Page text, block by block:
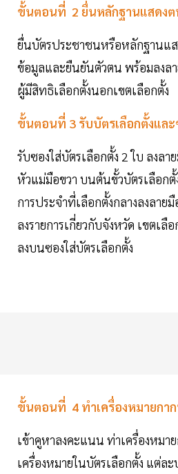
ขั้นตอนที่ 2 ยื่นหลักฐานแสดง
ยื่นบัตรประชาชนหรือหลักฐานแ
ข้อมูลและยืนยันตัวตน พร้อมลงล
ผู้มีสิทธิเลือกตั้งนอกเขตเลือกตั้ง
ขั้นตอนที่ 3 รับบัตรเลือกตั้งแล
รับซองใส่บัตรเลือกตั้ง 2 ใบ ลงล
หัวแม่มือขวา บนต้นขั้วบัตรเลือกตั้
การประจําที่เลือกตั้งกลางลงลา
ลงรายการเกี่ยวกับจังหวัด เขตเลื
ลงบนซองใส่บัตรเลือกตั้ง
ขั้นตอนที่ 4 ทําเครื่องหมายกา
เข้าคูหาลงคะแนน ท่าเครื่องหมา
เครื่องหมายในบัตรเลือกตั้ง แต่ล